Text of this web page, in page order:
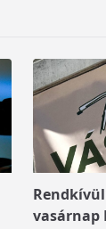
vasárnap